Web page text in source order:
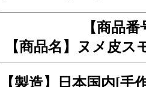
【商品
【商品名】ヌメ皮
【製造】日本国内[手